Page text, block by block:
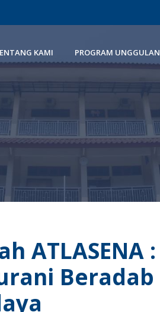
KAMI PROGRAM UNGGULAN
ATLASENA :
Beradab